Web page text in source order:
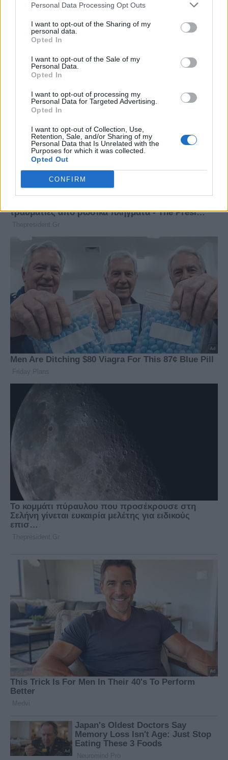
Personal Data Processing Opt Outs
I want to opt-out of the Sharing of my
personal data.
Opted In
I want to opt-out of the Sale of my
Personal Data.
Opted In
I want to opt-out of processing my
Personal Data for Targeted Advertising.
Opted In
I want to opt-out of Collection, Use,
Retention, Sale, and/or Sharing of my
Personal Data that Is Unrelated with the
Purposes for which it was collected.
Opted Out
CONFIRM